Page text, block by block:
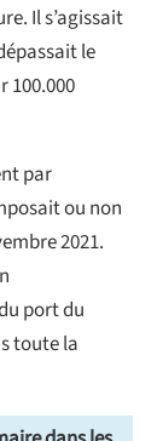
Il s’agissait
le
100.000
par
ou non
2021.
port du
toute la